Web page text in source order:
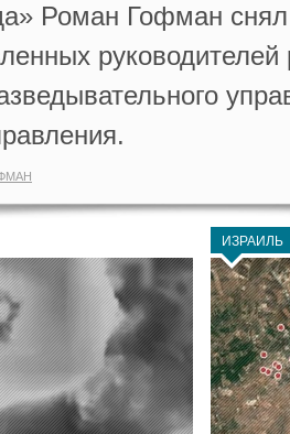
Роман Гофман снял
ИЗРАИЛЬ